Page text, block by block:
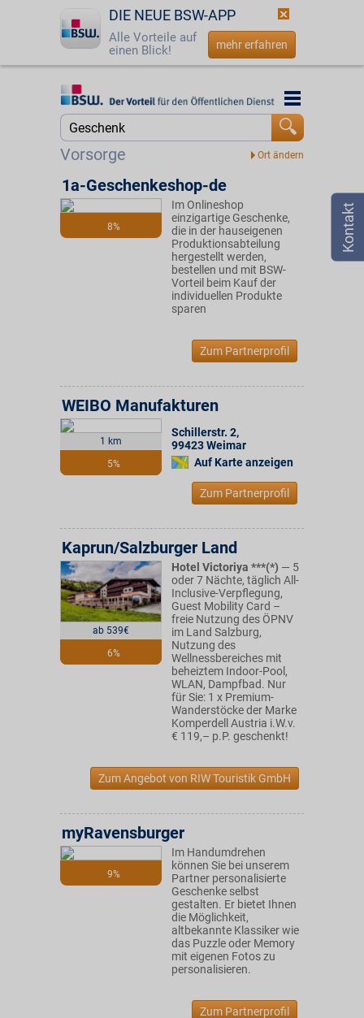
DIE NEUE BSW-APP
Alle Vorteile auf
einen Blick!
mehr erfahren
Startseite
☎ 0800 - 279 25 82
Vorsorge
Startseite
8%
1a-Geschenkeshop-de
Im Onlineshop
einzigartige Geschenke,
die in der hauseigenen
Produktionsabteilung
hergestellt werden,
bestellen und mit BSW-
Vorteil beim Kauf der
individuellen Produkte
sparen
Zum Partnerprofil
1 km
5%
WEIBO Manufakturen
Schillerstr. 2,
99423Weimar
Auf Karte anzeigen
Zum Partnerprofil
ab 539€
6%
Kaprun/Salzburger Land
Hotel Victoriya ***(*) — 5
oder 7 Nächte, täglich All-
Inclusive-Verpflegung,
Guest Mobility Card –
freie Nutzung des ÖPNV
im Land Salzburg,
Nutzung des
Wellnessbereiches mit
beheiztem Indoor-Pool,
WLAN, Dampfbad. Nur
für Sie: 1 x Premium-
Wanderstöcke der Marke
Komperdell Austria i.W.v.
€ 119,– p.P. geschenkt!
Zum Angebot von RIW Touristik GmbH
9%
myRavensburger
Im Handumdrehen
können Sie bei unserem
Partner personalisierte
Geschenke selbst
gestalten. Er bietet Ihnen
die Möglichkeit,
altbekannte Klassiker wie
das Puzzle oder Memory
mit eigenen Fotos zu
personalisieren.
Zum Partnerprofil